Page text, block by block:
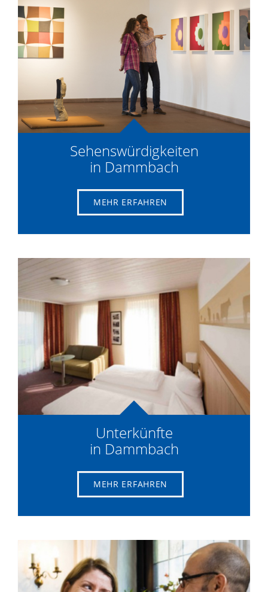
Sehenswürdigkeiten
in Dammbach
MEHR ERFAHREN
Unterkünfte
in Dammbach
MEHR ERFAHREN